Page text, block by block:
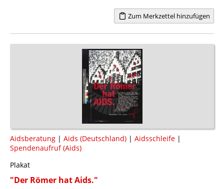
Zum Merkzettel hinzufügen
Aidsberatung | Aids (Deutschland) | Aidsschleife |
Spendenaufruf (Aids)
Plakat
"Der Römer hat Aids."